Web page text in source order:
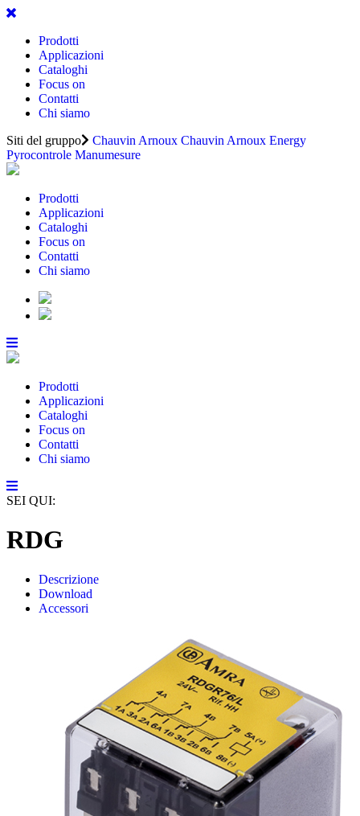
Prodotti
Applicazioni
Cataloghi
Focus on
Contatti
Chi siamo
Siti del gruppo
Chauvin Arnoux Chauvin Arnoux Energy
Pyrocontrole Manumesure
Prodotti
Applicazioni
Cataloghi
Focus on
Contatti
Chi siamo
Prodotti
Applicazioni
Cataloghi
Focus on
Contatti
Chi siamo
SEI QUI:
RDG
Descrizione
Download
Accessori